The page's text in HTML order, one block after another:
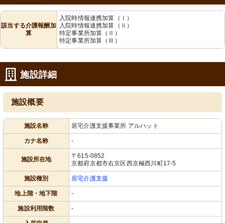
該当する介護報酬加
算
入院時情報連携加算（Ⅰ）
入院時情報連携加算（Ⅱ）
特定事業所加算（Ⅱ）
特定事業所加算（Ⅲ）
施設詳細
施設概要
施設名称 居宅介護支援事業所 アルハット
カナ名称 -
施設所在地
〒615-0852
京都府京都市右京区西京極西川町17-5
施設種別 居宅介護支援
地上階・地下階 -
施設利用階数 -